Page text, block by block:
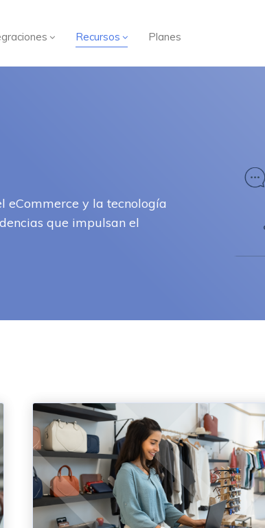
Recursos Planes
eCommerce y la tecnología
que impulsan el